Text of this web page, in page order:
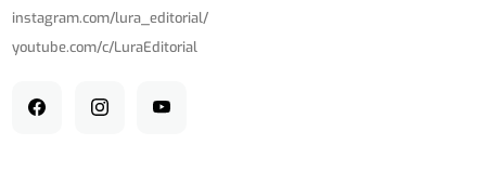
instagram.com/lura_editorial/
youtube.com/c/LuraEditorial